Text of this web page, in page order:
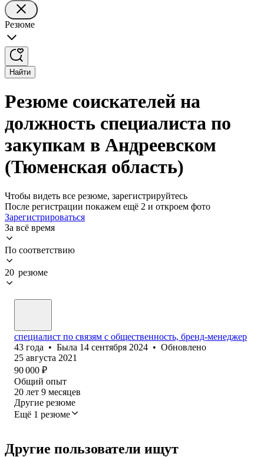
Резюме
Найти
Резюме соискателей на
должность специалиста по
закупкам в Андреевском
(Тюменская область)
Чтобы видеть все резюме, зарегистрируйтесь
После регистрации покажем ещё 2 и откроем фото
Зарегистрироваться
За всё время
По соответствию
20 резюме
специалист по связям с общественность, бренд-менеджер
43 года • Была 14 сентября 2024 • Обновлено
25 августа 2021
90 000 ₽
Общий опыт
20 лет 9 месяцев
Другие резюме
Ещё 1 резюме
Другие пользователи ищут